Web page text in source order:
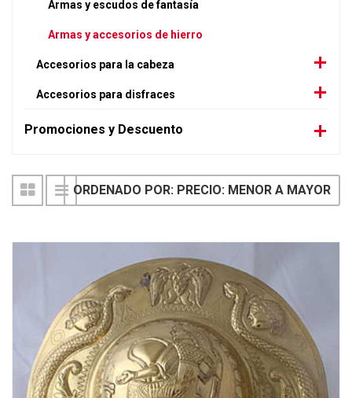
Armas y escudos de fantasía
Armas y accesorios de hierro
Accesorios para la cabeza
Accesorios para disfraces
Promociones y Descuento
ORDENADO POR: PRECIO: MENOR A MAYOR